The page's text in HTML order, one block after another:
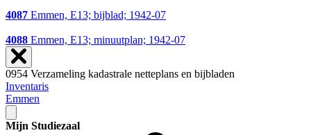
4087 Emmen, E13; bijblad; 1942-07
4088 Emmen, E13; minuutplan; 1942-07
0954 Verzameling kadastrale netteplans en bijbladen
Inventaris
Emmen
Mijn Studiezaal